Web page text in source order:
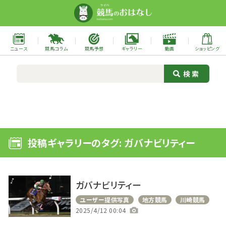
ニュース 競馬コラム 競馬予想 ギャラリー 動画 ショッピング
投稿ギャラリーのタグ: ガバナビリティー
ガバナビリティー
ユーザー提供写真 地方競馬
川崎競馬
2025/4/12 00:04